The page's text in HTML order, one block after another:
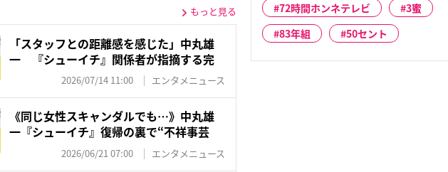
もっと見る
「スタッフとの距離感を感じた」中丸雄
一 『シューイチ』関係者が指摘する完
2026/07/14 11:00 エンタメニュース
《同じ女性スキャンダルでも…》中丸雄
一『シューイチ』復帰の裏で“不祥事芸
2026/06/21 07:00 エンタメニュース
72時間ホンネテレビ
3蜜
83年組
50セント